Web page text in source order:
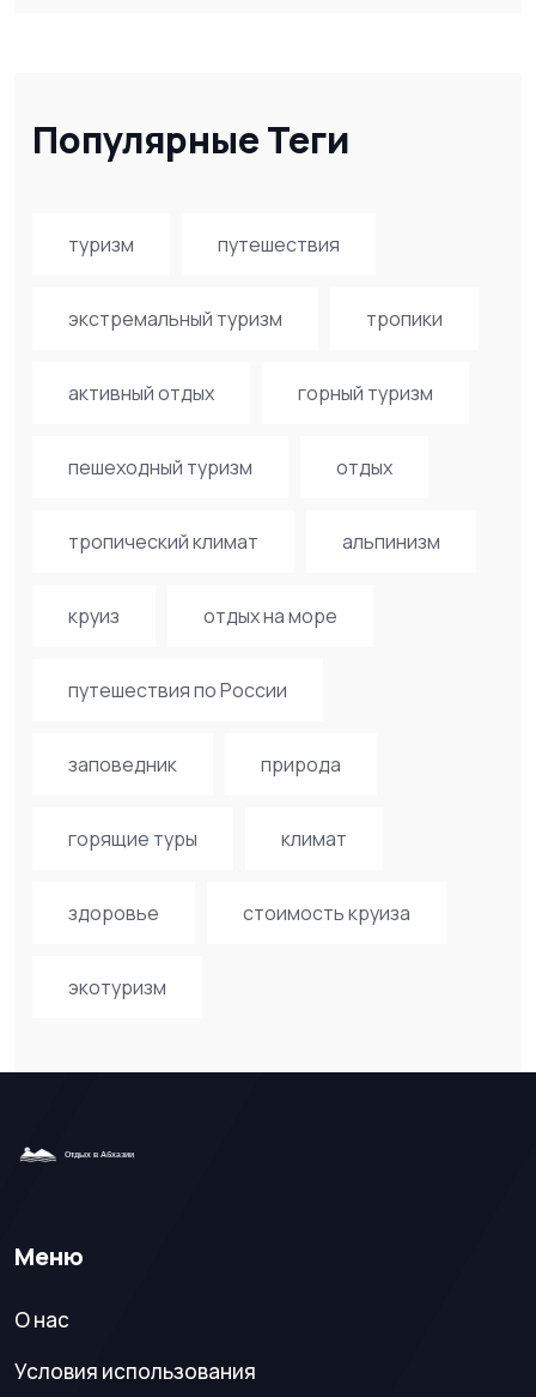
Популярные Теги
туризм путешествия
экстремальный туризм тропики
активный отдых горный туризм
пешеходный туризм отдых
тропический климат альпинизм
круиз отдых на море
путешествия по России
заповедник природа
горящие туры климат
здоровье стоимость круиза
экотуризм
Меню
О нас
Условия использования